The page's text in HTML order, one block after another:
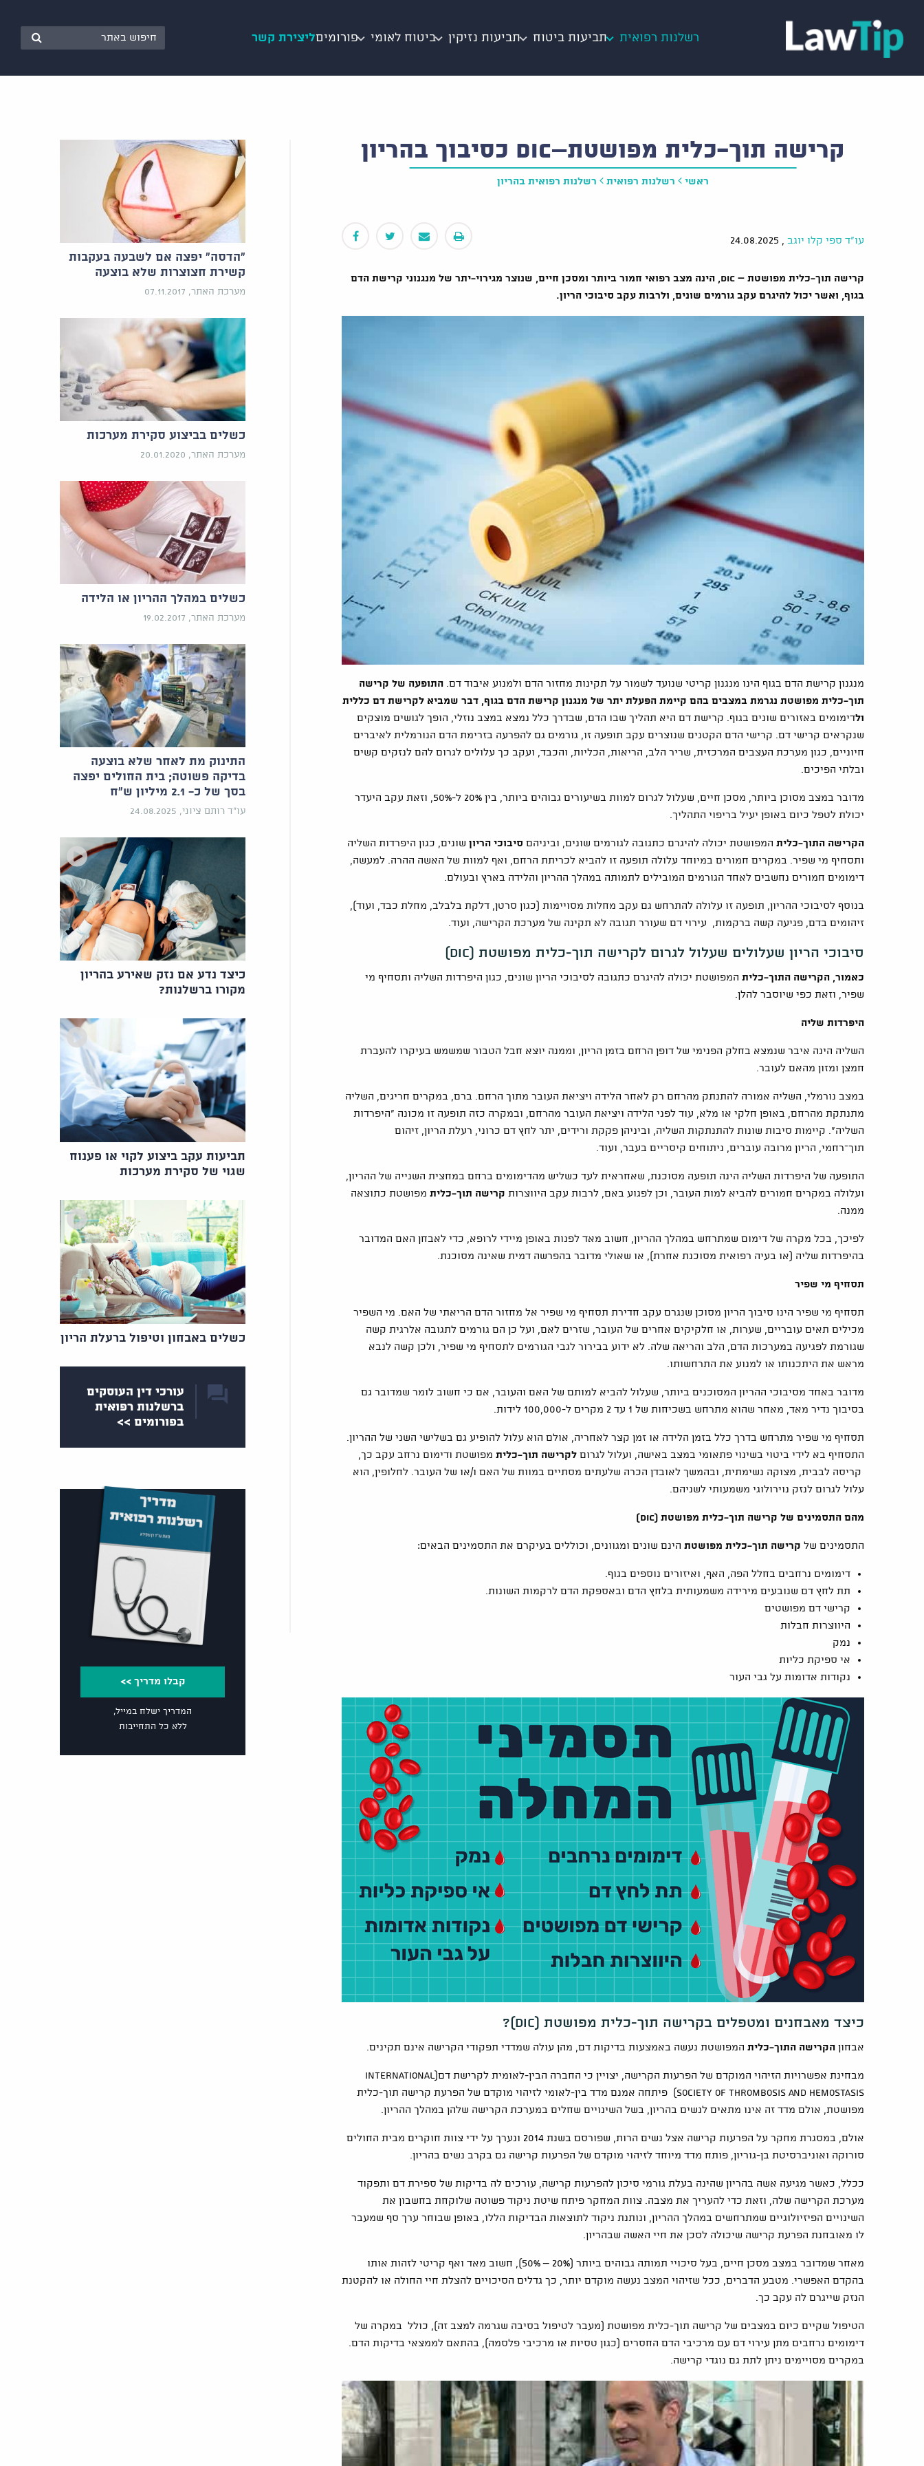
רשלנות רפואית תביעות ביטוח תביעות נזיקין ביטוח לאומי פורומיםליצירת קשר
קרישה תוך-כלית מפושטת–DIC כסיבוך בהריון
ראשי רשלנות רפואית רשלנות רפואית בהריון
עו"ד ספי קלו יוגב ,
24.08.2025
קרישה תוך-כלית מפושטת – DIC, הינה מצב רפואי חמור ביותר ומסכן חיים, שנוצר מגירוי-יתר של מנגנוני קרישת הדם
בגוף, ואשר יכול להיגרם עקב גורמים שונים, ולרבות עקב סיבוכי הריון.
מנגנון קרישת הדם בגוף הינו מנגנון קריטי שנועד לשמור על תקינות מחזור הדם ולמנוע איבוד דם. התופעה של קרישה
תוך-כלית מפושטת נגרמת במצבים בהם קיימת הפעלת יתר של מנגנון קרישת הדם בגוף, דבר שמביא לקרישת דם כללית
ולדימומים באזורים שונים בגוף. קרישת דם היא תהליך שבו הדם, שבדרך כלל נמצא במצב נוזלי, הופך לגושים מוצקים
שנקראים קרישי דם. קרישי הדם הקטנים שנוצרים עקב תופעה זו, גורמים גם להפרעה בזרימת הדם הנורמלית לאיברים
חיוניים, כגון מערכת העצבים המרכזית, שריר הלב, הריאות, הכליות, והכבד, ועקב כך עלולים לגרום להם לנזקים קשים
ובלתי הפיכים.
מדובר במצב מסוכן ביותר, מסכן חיים, שעלול לגרום למוות בשיעורים גבוהים ביותר, בין 20% ל-50%, וזאת עקב היעדר
יכולת לטפל כיום באופן יעיל בריפוי התהליך.
הקרישה התוך-כלית המפושטת יכולה להיגרם כתגובה לגורמים שונים, וביניהם סיבוכי הריון שונים, כגון היפרדות השליה
ותסחיף מי שפיר. במקרים חמורים במיוחד עלולה תופעה זו להביא לכריתת הרחם, ואף למוות של האשה ההרה. למעשה,
דימומים חמורים נחשבים לאחד הגורמים המובילים לתמותה במהלך ההריון והלידה בארץ ובעולם.
בנוסף לסיבוכי ההריון, תופעה זו עלולה להתרחש גם עקב מחלות מסויימות (כגון סרטן, דלקת בלבלב, מחלת כבד, ועוד),
זיהומים בדם, פגיעה קשה ברקמות, עירוי דם שעורר תגובה לא תקינה של מערכת הקרישה, ועוד.
סיבוכי הריון שעלולים שעלול לגרום לקרישה תוך-כלית מפושטת (DIC)
כאמור, הקרישה התוך-כלית המפושטת יכולה להיגרם כתגובה לסיבוכי הריון שונים, כגון היפרדות השליה ותסחיף מי
שפיר, וזאת כפי שיוסבר להלן.
היפרדות שליה
השליה הינה איבר שנמצא בחלק הפנימי של דופן הרחם בזמן הריון, וממנה יוצא חבל הטבור שמשמש בעיקרו להעברת
חמצן ומזון מהאם לעובר.
במצב נורמלי, השליה אמורה להתנתק מהרחם רק לאחר הלידה ויציאת העובר מתוך הרחם. ברם, במקרים חריגים, השליה
מתנתקת מהרחם, באופן חלקי או מלא, עוד לפני הלידה ויציאת העובר מהרחם, ובמקרה כזה תופעה זו מכונה "היפרדות
השליה". קיימות סיבות שונות להתנתקות השליה, וביניהן פקקת ורידים, יתר לחץ דם כרוני, רעלת הריון, זיהום
תוך־רחמי, הריון מרובה עוברים, ניתוחים קיסריים בעבר, ועוד.
התופעה של היפרדות השליה הינה תופעה מסוכנת, שאחראית לעד כשליש מהדימומים ברחם במחצית השנייה של ההריון,
ועלולה במקרים חמורים להביא למות העובר, וכן לפגוע באם, לרבות עקב היווצרות קרישה תוך-כלית מפושטת כתוצאה
ממנה.
לפיכך, בכל מקרה של דימום שמתרחש במהלך ההריון, חשוב מאד לפנות באופן מיידי לרופא, כדי לאבחן האם המדובר
בהיפרדות שליה (או בעיה רפואית מסוכנת אחרת), או שאולי מדובר בהפרשה דמית שאינה מסוכנת.
תסחיף מי שפיר
תסחיף מי שפיר הינו סיבוך הריון מסוכן שנגרם עקב חדירת תסחיף מי שפיר אל מחזור הדם הריאתי של האם. מי השפיר
מכילים תאים עובריים, שערות, או חלקיקים אחרים של העובר, שזרים לאם, ועל כן הם גורמים לתגובה אלרגית קשה
שגורמת לפגיעה במערכות הדם, הלב והריאה שלה. לא ידוע בבירור לגבי הגורמים לתסחיף מי שפיר, ולכן קשה לנבא
מראש את היתכנותו או למנוע את התרחשותו.
מדובר באחד מסיבוכי ההריון המסוכנים ביותר, שעלול להביא למותם של האם והעובר, אם כי חשוב לומר שמדובר גם
בסיבוך נדיר מאד, מאחר שהוא מתרחש בשכיחות של 1 עד 2 מקרים ל-100,000 לידות.
תסחיף מי שפיר מתרחש בדרך כלל בזמן הלידה או זמן קצר לאחריה, אולם הוא עלול להופיע גם בשלישי השני של ההריון.
התסחיף בא לידי ביטוי בשינוי פתאומי במצב באישה, ועלול לגרום לקרישה תוך-כלית מפושטת ודימום נרחב עקב כך,
קריסה לבבית, מצוקה נשימתית, ובהמשך לאובדן הכרה שלעתים מסתיים במוות של האם ו/או של העובר. לחלופין, הוא
עלול לגרום לנזק נוירולוגי משמעותי לשניהם.
מהם התסמינים של קרישה תוך-כלית מפושטת (DIC
)
התסמינים של קרישה תוך-כלית מפושטת הינם שונים ומגוונים, וכוללים בעיקרם את התסמינים הבאים:
דימומים נרחבים בחלל הפה, האף, ואיזורים נוספים בגוף.
תת לחץ דם שנובעים מירידה משמעותית בלחץ הדם ובאספקת הדם לרקמות השונות.
קרישי דם מפושטים
היווצרות חבלות
נמק
אי ספיקת כליות
נקודות אדומות על גבי העור
כיצד מאבחנים ומטפלים בקרישה תוך-כלית מפושטת (DIC)?
אבחון הקרישה התוך-כלית המפושטת נעשה באמצעות בדיקות דם, מהן עולה שמדדי תפקודי הקרישה אינם תקינים.
מבחינת אפשרויות הזיהוי המוקדם של הפרעות הקרישה, יצויין כי החברה הבין-לאומית לקרישת דם(International
Society of Thrombosis and Hemostasis) פיתחה אמנם מדד בין-לאומי לזיהוי מוקדם של הפרעת קרישה תוך-כלית
מפושטת, אולם מדד זה אינו מתאים לנשים בהריון, בשל השינויים שחלים במערכת הקרישה שלהן במהלך ההריון.
אולם, במסגרת מחקר על הפרעות קרישה אצל נשים הרות, שפורסם בשנת 2014 ונערך על ידי צוות חוקרים מבית החולים
סורוקה ואוניברסיטת בן-גוריון, פותח מדד מיוחד לזיהוי מוקדם של הפרעות קרישה גם בקרב נשים בהריון.
ככלל, כאשר מגיעה אשה בהריון שהינה בעלת גורמי סיכון להפרעות קרישה, עורכים לה בדיקות של ספירת דם ותפקוד
מערכת הקרישה שלה, וזאת כדי להעריך את מצבה. צוות המחקר פיתח שיטת ניקוד פשוטה שלוקחת בחשבון את
השינויים הפיזיולוגיים שמתרחשים במהלך ההריון, ונותנת ניקוד לתוצאות הבדיקות הללו, באופן שבוחר ערך סף שמעבר
לו מאובחנת הפרעת קרישה שיכולה לסכן את חיי האשה שבהריון.
מאחר שמדובר במצב מסכן חיים, בעל סיכויי תמותה גבוהים ביותר (20% – 50%), חשוב מאד ואף קריטי לזהות אותו
בהקדם האפשרי. מטבע הדברים, ככל שזיהוי המצב נעשה מוקדם יותר, כך גדלים הסיכויים להצלת חיי החולה או להקטנת
הנזק שייגרם לה עקב כך.
הטיפול שקיים כיום במצבים של קרישה תוך-כלית מפושטת (מעבר לטיפול בסיבה שגרמה למצב זה), כולל במקרה של
דימומים נרחבים מתן עירוי דם עם מרכיבי הדם החסרים (כגון טסיות או מרכיבי פלסמה), בהתאם לממצאי בדיקות הדם.
במקרים מסויימים ניתן לתת גם נוגדי קרישה.
"הדסה" יפצה אם לשבעה בעקבות
קשירת חצוצרות שלא בוצעה
מערכת האתר, 07.11.2017
כשלים בביצוע סקירת מערכות
מערכת האתר, 20.01.2020
כשלים במהלך ההריון או הלידה
מערכת האתר, 19.02.2017
התינוק מת לאחר שלא בוצעה
בדיקה פשוטה; בית החולים יפצה
בסך של כ- 2.1 מיליון ש"ח
עו"ד רותם ציוני, 24.08.2025
כיצד נדע אם נזק שאירע בהריון
מקורו ברשלנות?
תביעות עקב ביצוע לקוי או פענוח
שגוי של סקירת מערכות
כשלים באבחון וטיפול ברעלת הריון
עורכי דין העוסקים
ברשלנות רפואית
בפורומים >>
קבלו מדריך >>
המדריך ישלח במייל,
ללא כל התחייבות